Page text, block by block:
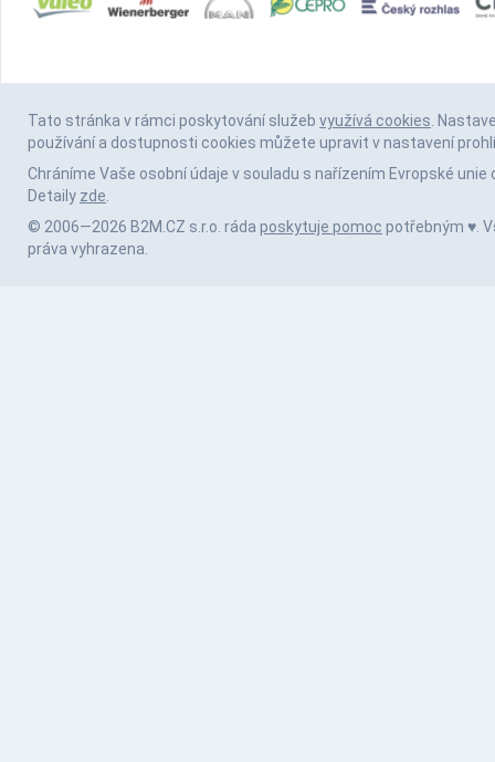
Tato stránka v rámci poskytování služeb využívá cookies .
používání a dostupnosti cookies můžete upravit v nastavení
Chráníme Vaše osobní údaje v souladu s nařízením Evropské unie
Detaily zde
© 2006—2026 B2M.CZ s.r.o. ráda poskytuje pomoc potřebným ♥️.
práva vyhrazena.